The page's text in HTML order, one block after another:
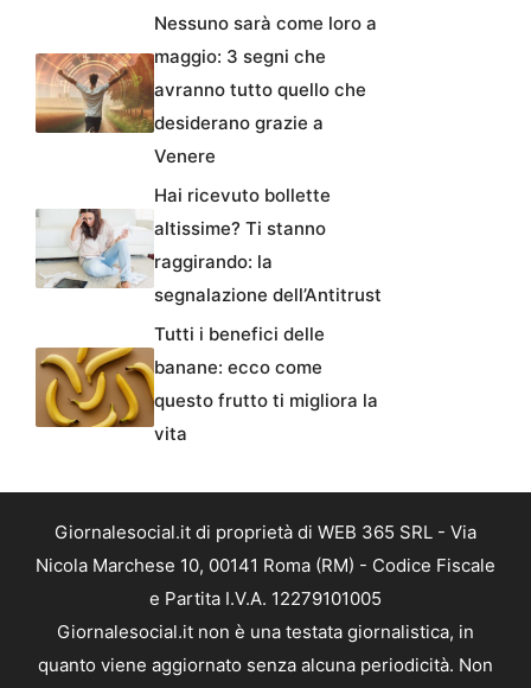
Nessuno sarà come loro a
maggio: 3 segni che
avranno tutto quello che
desiderano grazie a
Venere
Hai ricevuto bollette
altissime? Ti stanno
raggirando: la
segnalazione dell’Antitrust
Tutti i benefici delle
banane: ecco come
questo frutto ti migliora la
vita
Giornalesocial.it di proprietà di WEB 365 SRL - Via
Nicola Marchese 10, 00141 Roma (RM) - Codice Fiscale
e Partita I.V.A. 12279101005
Giornalesocial.it non è una testata giornalistica, in
quanto viene aggiornato senza alcuna periodicità. Non